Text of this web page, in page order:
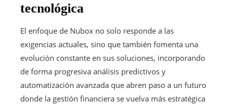
tecnológica
El enfoque de Nubox no solo responde a las
exigencias actuales, sino que también fomenta una
evolución constante en sus soluciones, incorporando
de forma progresiva análisis predictivos y
automatización avanzada que abren paso a un futuro
donde la gestión financiera se vuelva más estratégica